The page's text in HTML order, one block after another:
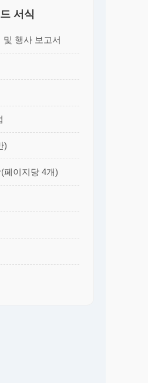
서식
및 행사 보고서
)
페이지당 4개)